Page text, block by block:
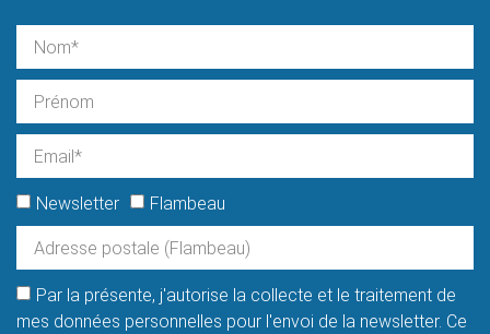
Newsletter Flambeau
Par la présente, j'autorise la collecte et le traitement de
mes données personnelles pour l'envoi de la newsletter. Ce